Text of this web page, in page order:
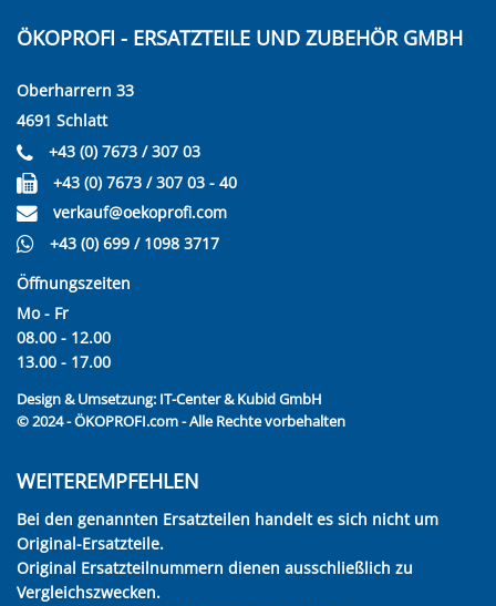
ÖKOPROFI - ERSATZTEILE UND ZUBEHÖR GMBH
Oberharrern 33
4691 Schlatt
+43 (0) 7673 / 307 03
+43 (0) 7673 / 307 03 - 40
verkauf@oekoprofi.com
+43 (0) 699 / 1098 3717
Öffnungszeiten
Mo - Fr
08.00 - 12.00
13.00 - 17.00
Design & Umsetzung: IT-Center & Kubid GmbH
© 2024 - ÖKOPROFI.com - Alle Rechte vorbehalten
WEITEREMPFEHLEN
Bei den genannten Ersatzteilen handelt es sich nicht um
Original-Ersatzteile.
Original Ersatzteilnummern dienen ausschließlich zu
Vergleichszwecken.